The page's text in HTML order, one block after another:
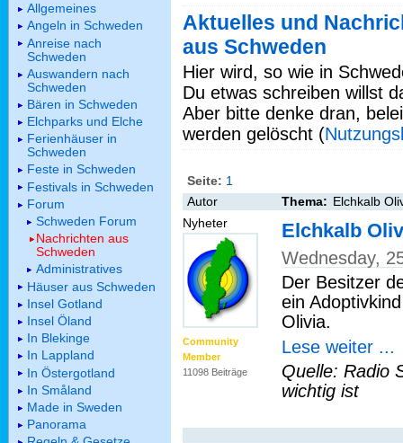
Aktuelles und
aus Schweden
Hier wird, so wie in
Du etwas schreiben willst
Aber bitte denke dran,
werden gelöscht (
Seite: 1
Autor
Thema: Elchkalb
Nyheter
Community
Member
11098 Beiträge
Elchkalb
Wednesday,
Der Besitzer
ein
Olivia.
Lese weiter ...
Quelle: Radio
wichtig ist
Allgemeines
Angeln in Schweden
Anreise nach
Schweden
Auswandern nach
Schweden
Bären in Schweden
Elchparks und Elche
Ferienhäuser in
Schweden
Feste in Schweden
Festivals in Schweden
Forum
Schweden Forum
Nachrichten aus
Schweden
Administratives
Häuser aus Schweden
Insel Gotland
Insel Öland
In Blekinge
In Lappland
In Östergotland
In Småland
Made in Sweden
Panorama